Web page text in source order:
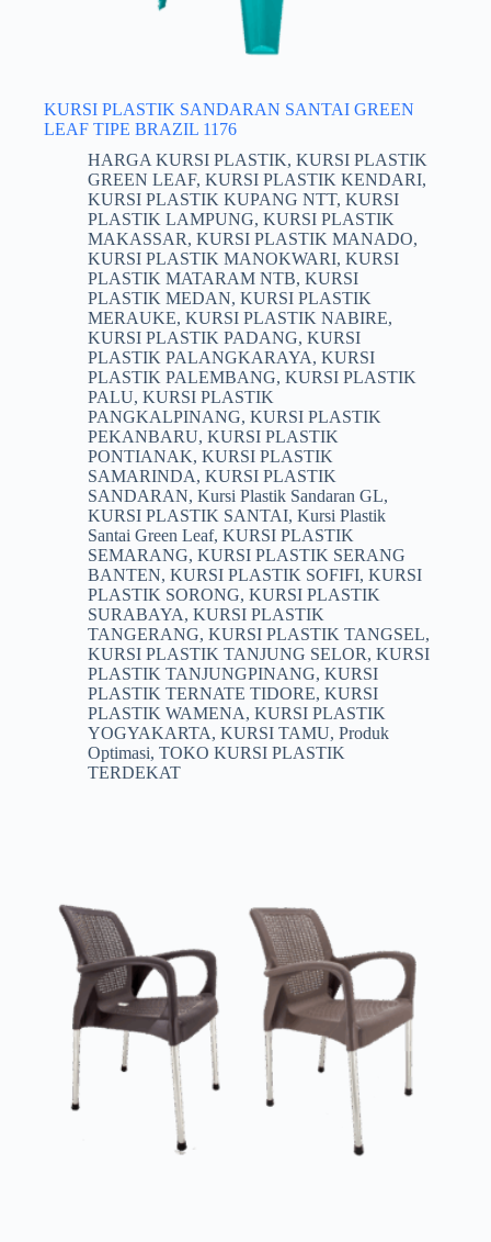
KURSI PLASTIK SANDARAN SANTAI GREEN
LEAF TIPE BRAZIL 1176
HARGA KURSI PLASTIK, KURSI PLASTIK
GREEN LEAF, KURSI PLASTIK KENDARI,
KURSI PLASTIK KUPANG NTT, KURSI
PLASTIK LAMPUNG, KURSI PLASTIK
MAKASSAR, KURSI PLASTIK MANADO,
KURSI PLASTIK MANOKWARI, KURSI
PLASTIK MATARAM NTB, KURSI
PLASTIK MEDAN, KURSI PLASTIK
MERAUKE, KURSI PLASTIK NABIRE,
KURSI PLASTIK PADANG, KURSI
PLASTIK PALANGKARAYA, KURSI
PLASTIK PALEMBANG, KURSI PLASTIK
PALU, KURSI PLASTIK
PANGKALPINANG, KURSI PLASTIK
PEKANBARU, KURSI PLASTIK
PONTIANAK, KURSI PLASTIK
SAMARINDA, KURSI PLASTIK
SANDARAN, Kursi Plastik Sandaran GL,
KURSI PLASTIK SANTAI, Kursi Plastik
Santai Green Leaf, KURSI PLASTIK
SEMARANG, KURSI PLASTIK SERANG
BANTEN, KURSI PLASTIK SOFIFI, KURSI
PLASTIK SORONG, KURSI PLASTIK
SURABAYA, KURSI PLASTIK
TANGERANG, KURSI PLASTIK TANGSEL,
KURSI PLASTIK TANJUNG SELOR, KURSI
PLASTIK TANJUNGPINANG, KURSI
PLASTIK TERNATE TIDORE, KURSI
PLASTIK WAMENA, KURSI PLASTIK
YOGYAKARTA, KURSI TAMU, Produk
Optimasi, TOKO KURSI PLASTIK
TERDEKAT